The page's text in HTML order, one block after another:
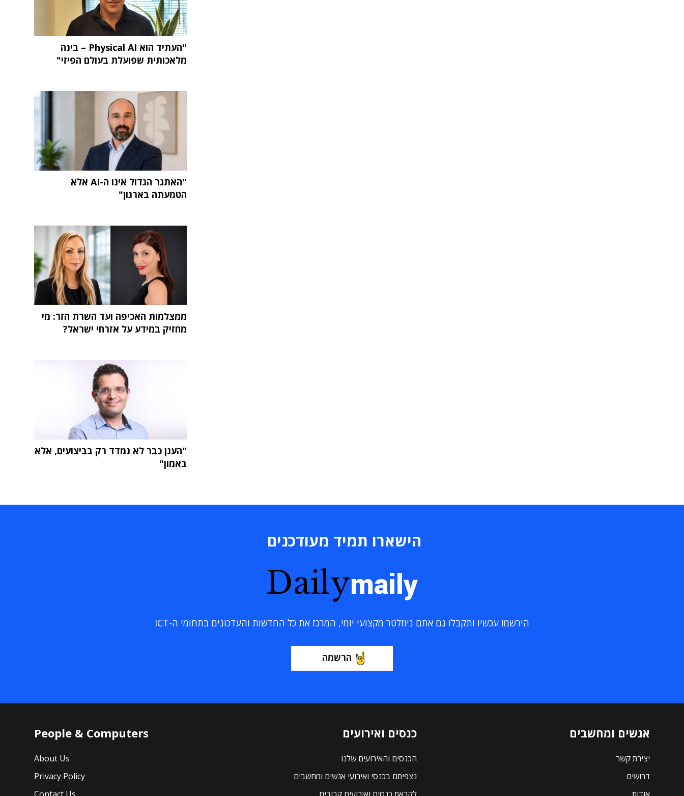
"העתיד הוא Physical AI – בינה
מלאכותית שפועלת בעולם הפיזי"
"האתגר הגדול אינו ה-AI אלא
הטמעתה בארגון"
ממצלמות האכיפה ועד השרת הזר: מי
מחזיק במידע על אזרחי ישראל?
"הענן כבר לא נמדד רק בביצועים, אלא
באמון"
הישארו תמיד מעודכנים
Dailymaily
הירשמו עכשיו ותקבלו גם אתם ניוזלטר מקצועי יומי, המרכז את כל החדשות והעדכונים בתחומי ה-ICT
הרשמה
אנשים ומחשבים
יצירת קשר
דרושים
כנסים ואירועים
הכנסים והאירועים שלנו
נצפיתם בכנסי ואירועי אנשים ומחשבים
People & Computers
About Us
Privacy Policy